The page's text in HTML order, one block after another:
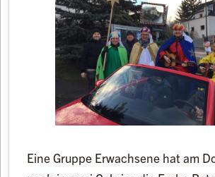
Eine Gruppe Erwachsene hat am